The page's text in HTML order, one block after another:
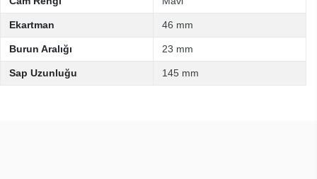
Ekartman 46 mm
Burun Aralığı 23 mm
Sap Uzunluğu 145 mm